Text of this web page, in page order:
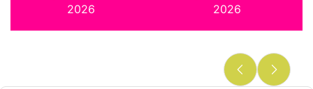
2026
2026